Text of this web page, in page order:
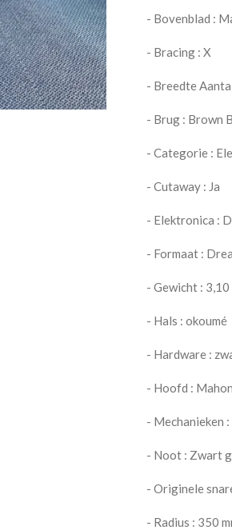
- Bovenblad :
- Bracing : X
- Breedte
- Brug : Brown
- Categorie :
- Cutaway : Ja
- Elektronica :
- Formaat :
- Gewicht : 3,10
- Hals : okoumé
- Hardware :
- Hoofd :
- Mechanieken
- Noot : Zwart
- Originele
- Radius : 350